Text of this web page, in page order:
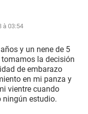
à 03:54
y un nene de 5
la decisión
de embarazo
en mi panza y
vientre cuando
ningún estudio.